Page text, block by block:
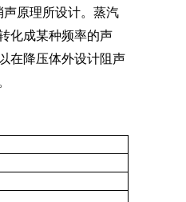
原理所设计。蒸汽
化成某种频率的声
在降压体外设计阻声